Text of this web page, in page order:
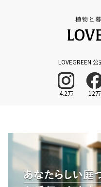
LOVEGREEN 公
4.2万 12万